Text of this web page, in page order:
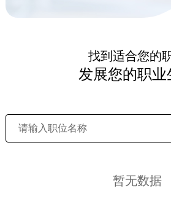
找到适合您的
发展您的职业
暂无数据